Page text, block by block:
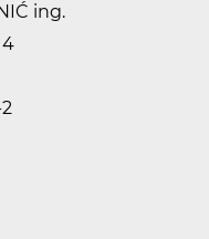
ing.